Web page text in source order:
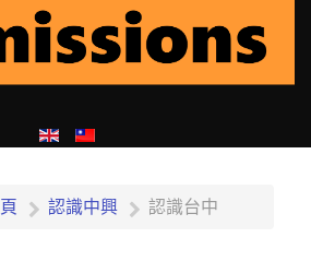
認識中興 認識台中